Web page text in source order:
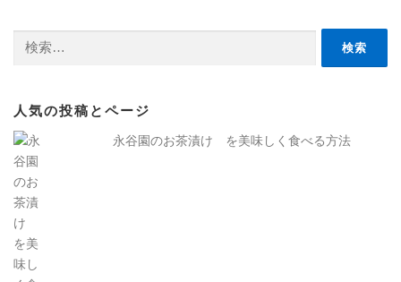
人気の投稿とページ
永谷園のお茶漬け を美味しく食べる方法